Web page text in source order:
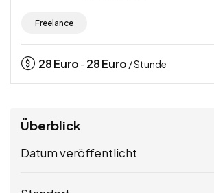
Freelance
28Euro - 28Euro / Stunde
Überblick
Datum veröffentlicht